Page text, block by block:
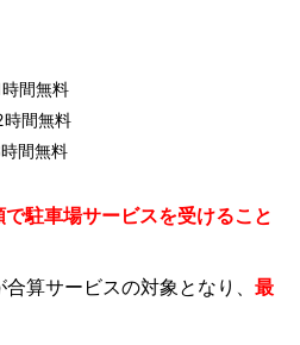
間無料
間無料
間無料
駐車場サービスを受けること
算サービスの対象となり、 最